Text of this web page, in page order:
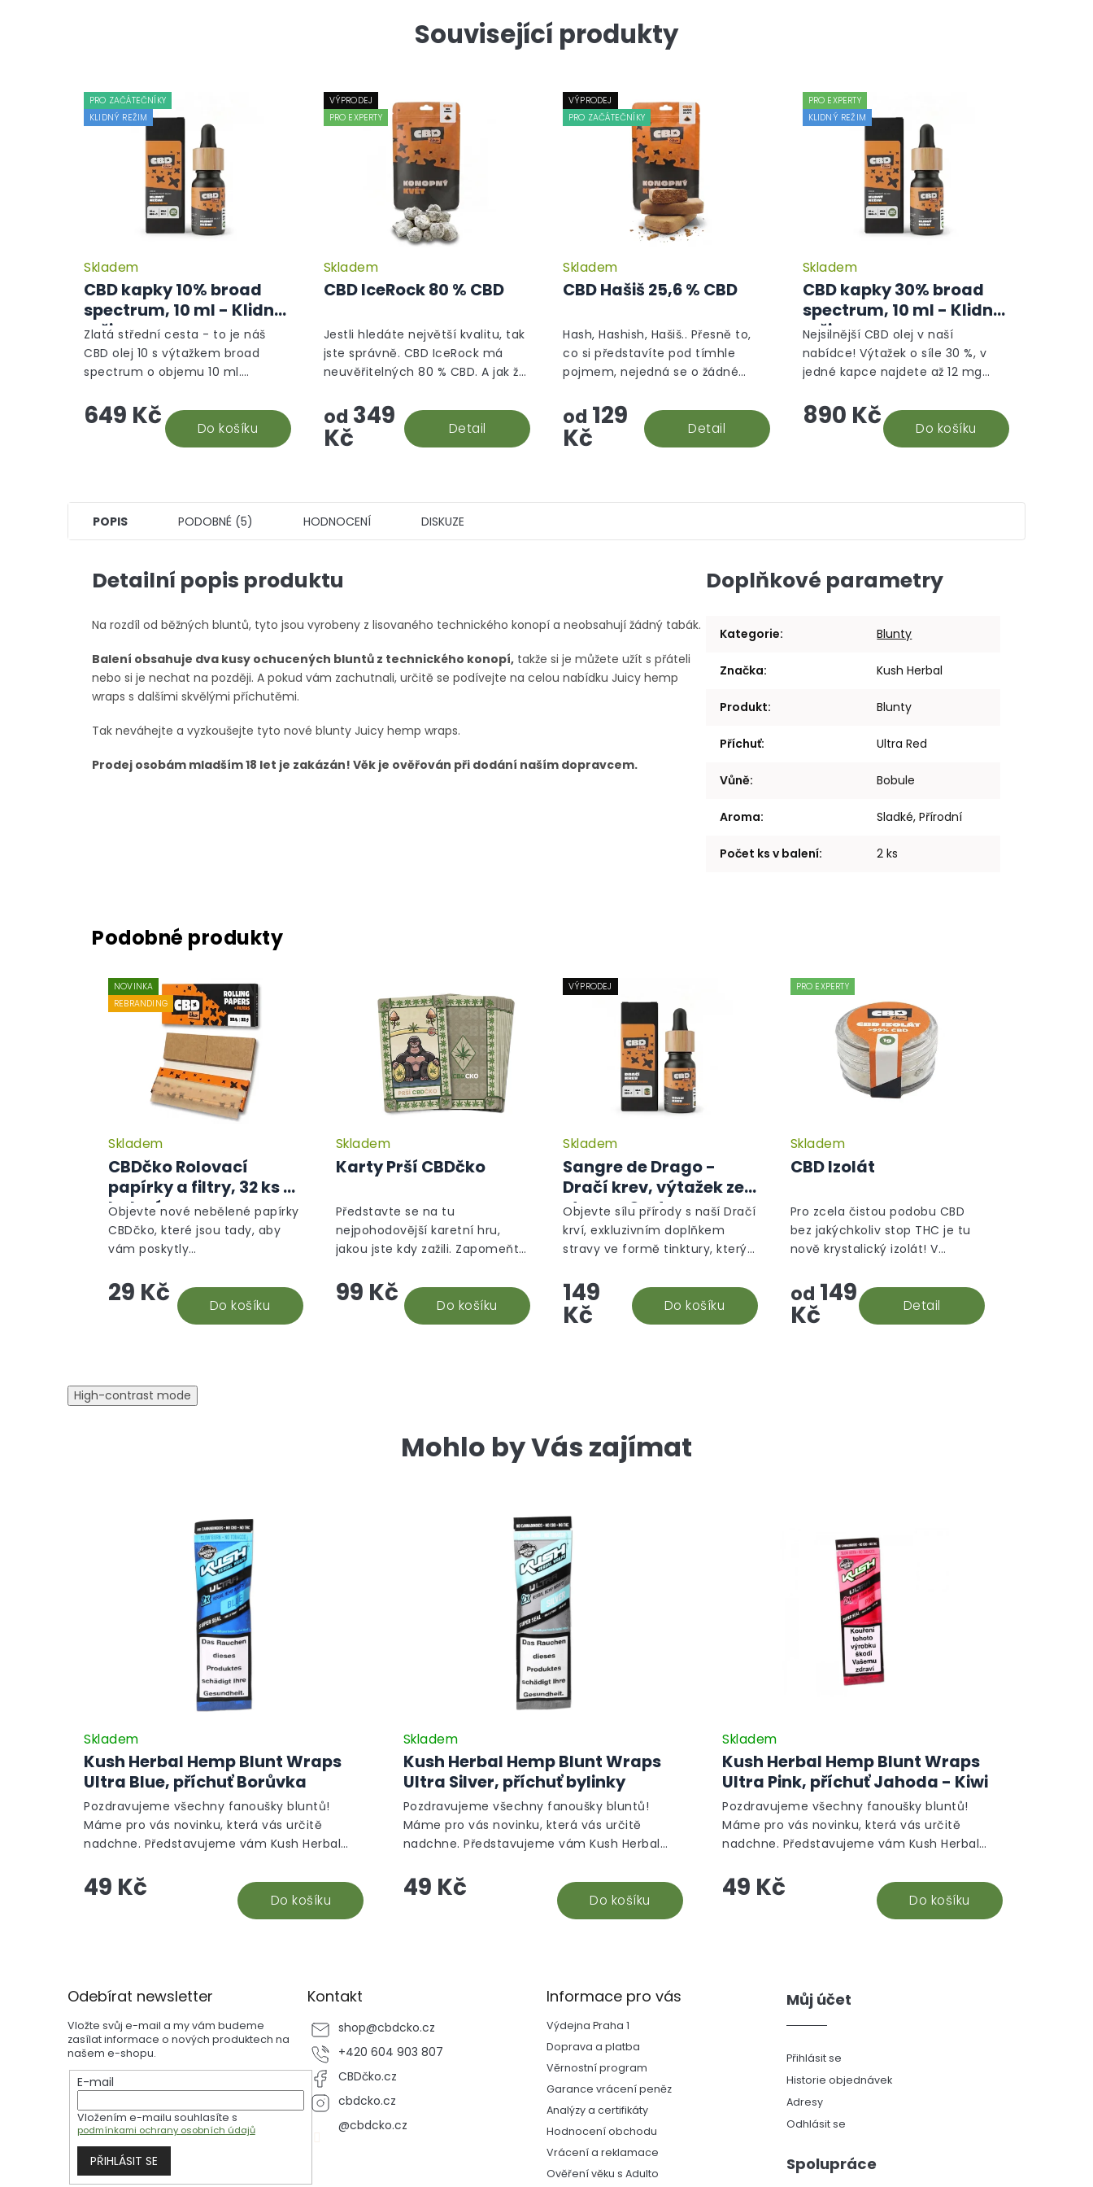
Související produkty
PRO ZAČÁTEČNÍKY
KLIDNÝ REŽIM
CBD kapky 10% broad
spectrum, 10 ml - Klidný
režim
Skladem
649 Kč Do košíku
Zlatá střední cesta - to je náš
CBD olej 10 s výtažkem broad
spectrum o objemu 10 ml.
stravy, který vám efektivně
pomůže. Snadná aplikace a...
VÝPRODEJ
PRO EXPERTY
CBD IceRock 80 % CBD
Průměrné
hodnocení
produktu
hvězdiček.
Skladem
od 349
Kč Detail
Jestli hledáte největší kvalitu, tak
jste správně. CBD IceRock má
neuvěřitelných 80 % CBD. A jak že
ponoří do konopného extraktu,
který se následně...
VÝPRODEJ
PRO ZAČÁTEČNÍKY
CBD Hašiš 25,6 % CBD
Průměrné
hodnocení
produktu
hvězdiček.
Skladem
od 129
Kč Detail
Hash, Hashish, Hašiš.. Přesně to,
co si představíte pod tímhle
pojmem, nejedná se o žádné
prostě hašiš v jeho CBD podobě.
PRO EXPERTY
KLIDNÝ REŽIM
CBD kapky 30% broad
spectrum, 10 ml - Klidný
režim
Skladem
890 Kč Do košíku
Nejsilnější CBD olej v naší
nabídce! Výtažek o síle 30 %, v
jedné kapce najdete až 12 mg
stálých odběratelů 30% CBD oleje,
vyhodnocujeme tento...
POPIS PODOBNÉ (5) HODNOCENÍ DISKUZE
Detailní popis produktu
Na rozdíl od běžných bluntů, tyto jsou vyrobeny z lisovaného technického konopí a neobsahují žádný tabák.
Balení obsahuje dva kusy ochucených bluntů z technického konopí, takže si je můžete užít s přáteli
nebo si je nechat na později. A pokud vám zachutnali, určitě se podívejte na celou nabídku Juicy hemp
wraps s dalšími skvělými příchutěmi.
Tak neváhejte a vyzkoušejte tyto nové blunty Juicy hemp wraps.
Prodej osobám mladším 18 let je zakázán! Věk je ověřován při dodání naším dopravcem.
Doplňkové parametry
Kategorie: Blunty
Značka: Kush Herbal
Produkt: Blunty
Příchuť: Ultra Red
Vůně: Bobule
Aroma: Sladké, Přírodní
Počet ks v balení: 2 ks
NOVINKA
REBRANDING
CBDčko Rolovací
papírky a filtry, 32 ks v
balení
Průměrné
hodnocení
produktu
hvězdiček.
Skladem
29 Kč Do košíku
Objevte nové nebělené papírky
CBDčko, které jsou tady, aby
vám poskytly
balení i kouření. Naše papírky
jsou vyrobeny s vášní a péčí,
což se odráží v...
Karty Prší CBDčko
Průměrné
hodnocení
produktu
hvězdiček.
Skladem
99 Kč Do košíku
Představte se na tu
nejpohodovější karetní hru,
jakou jste kdy zažili. Zapomeňte
partie Prší právě dostala nový
rozměr! Přichází karty "Prší...
VÝPRODEJ
Sangre de Drago -
Dračí krev, výtažek ze
stromu Croton
Lechleri, 10 ml
Skladem
149
Kč Do košíku
Objevte sílu přírody s naší Dračí
krví, exkluzivním doplňkem
stravy ve formě tinktury, který
stromu Croton lechleri. Tato
unikátní míza, známá jako...
PRO EXPERTY
CBD Izolát
Skladem
od 149
Kč Detail
Pro zcela čistou podobu CBD
bez jakýchkoliv stop THC je tu
nově krystalický izolát! V
směrnicemi je jeho izolace
prováděna s maximální péčí, a
vám se tak do...
High-contrast mode
Mohlo by Vás zajímat
Kush Herbal Hemp Blunt Wraps
Ultra Blue, příchuť Borůvka
Skladem
49 Kč Do košíku
Pozdravujeme všechny fanoušky bluntů!
Máme pro vás novinku, která vás určitě
nadchne. Představujeme vám Kush Herbal
Kush Herbal Hemp Blunt Wraps
Ultra Silver, příchuť bylinky
Skladem
49 Kč Do košíku
Pozdravujeme všechny fanoušky bluntů!
Máme pro vás novinku, která vás určitě
nadchne. Představujeme vám Kush Herbal
Kush Herbal Hemp Blunt Wraps
Ultra Pink, příchuť Jahoda - Kiwi
Skladem
49 Kč Do košíku
Pozdravujeme všechny fanoušky bluntů!
Máme pro vás novinku, která vás určitě
nadchne. Představujeme vám Kush Herbal
kiwi.
Odebírat newsletter
Vložte svůj e-mail a my vám budeme
zasílat informace o nových produktech na
našem e-shopu.
E-mail
Vložením e-mailu souhlasíte s
podmínkami ochrany osobních údajů
PŘIHLÁSIT SE
Kontakt
shop@cbdcko.cz
+420 604 903 807
CBDčko.cz
cbdcko.cz
@cbdcko.cz
Informace pro vás
Výdejna Praha 1
Doprava a platba
Věrnostní program
Garance vrácení peněz
Analýzy a certifikáty
Hodnocení obchodu
Vrácení a reklamace
Ověření věku s Adulto
Můj účet
Přihlásit se
Historie objednávek
Adresy
Odhlásit se
Spolupráce